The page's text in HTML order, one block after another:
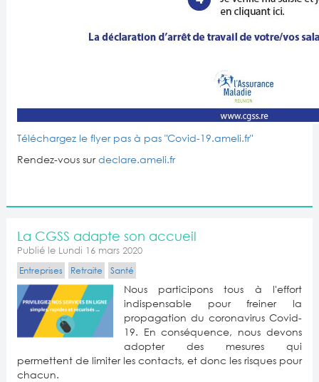
Téléchargez le flyer pas à pas "Covid-19.ameli.fr"
Rendez-vous surdeclare.ameli.fr
La CGSS adapte son accueil
Publié le Lundi 16 mars 2020
Entreprises
Retraite Santé
Nous participons tous à l'effort
indispensable pour freiner la
propagation du coronavirus Covid-
19. En conséquence, nous devons
adopter des mesures qui
permettent de limiter les contacts, et donc les risques pour
chacun.